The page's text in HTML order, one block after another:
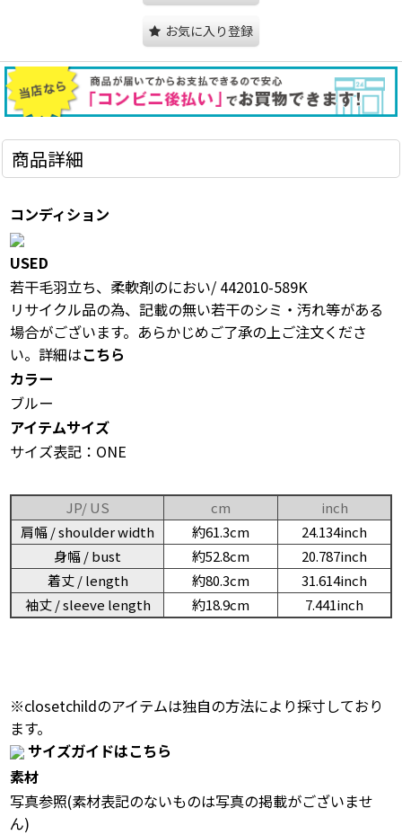
お気に入り登録
商品詳細
コンディション
USED
若干毛羽立ち、柔軟剤のにおい/ 442010-589K
リサイクル品の為、記載の無い若干のシミ・汚れ等がある
場合がございます。あらかじめご了承の上ご注文くださ
い。詳細はこちら
カラー
ブルー
アイテムサイズ
サイズ表記：ONE
JP/ US cm
inch
肩幅 / shoulder width
約61.3cm
24.134inch
身幅 / bust
約52.8cm
20.787inch
着丈 / length
約80.3cm
31.614inch
袖丈 / sleeve length
約18.9cm 7.441inch
※closetchildのアイテムは独自の方法により採寸しており
ます。
サイズガイドはこちら
素材
写真参照(素材表記のないものは写真の掲載がございませ
ん)